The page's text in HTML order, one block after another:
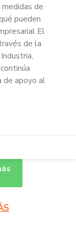
medidas de
pueden
El
de la
de apoyo al